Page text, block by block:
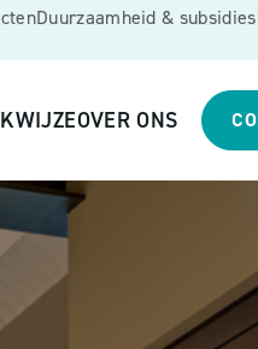
Duurzaamheid & subsidies
OVER ONS